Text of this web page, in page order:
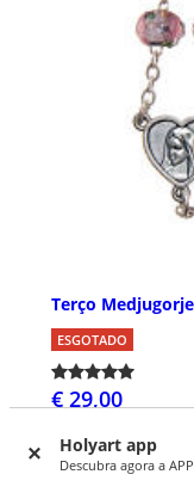
Holyart app
Descubra agora a
Terço
ESGOTADO
€ 29,00